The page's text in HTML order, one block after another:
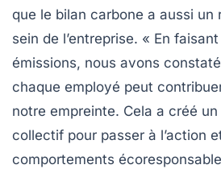
que le bilan carbone a aussi un
sein de l’entreprise. « En
émissions, nous avons
chaque employé peut
notre empreinte. Cela a créé
collectif pour passer à l’action
comportements